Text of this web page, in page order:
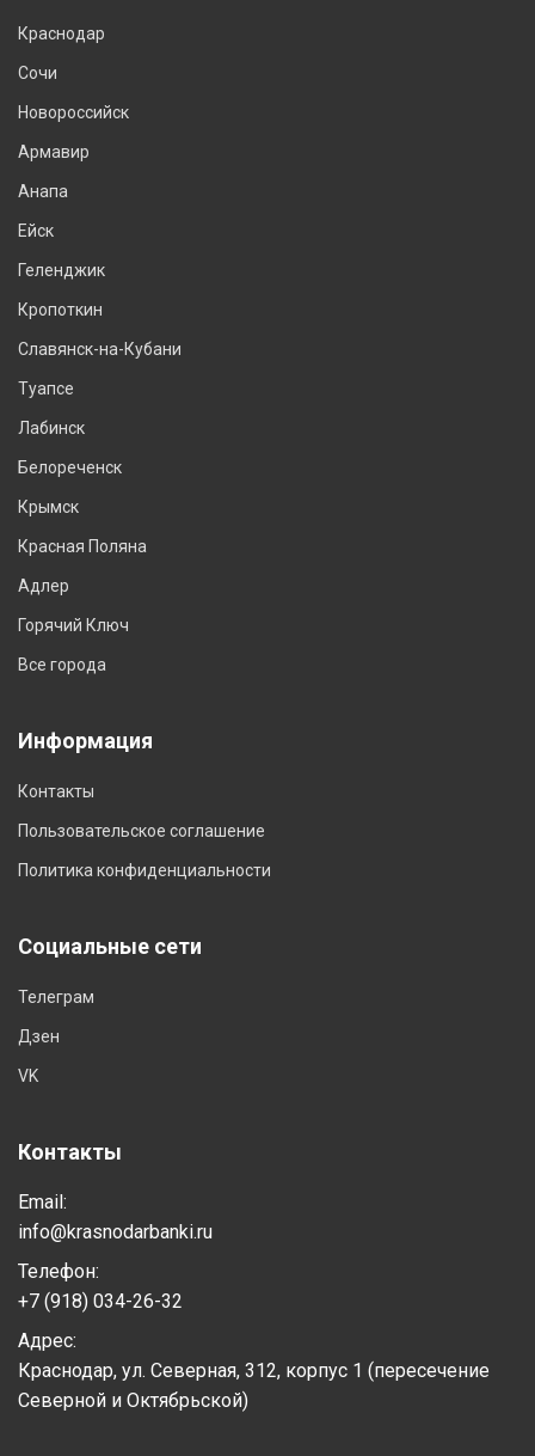
Краснодар
Сочи
Новороссийск
Армавир
Анапа
Ейск
Геленджик
Кропоткин
Славянск-на-Кубани
Туапсе
Лабинск
Белореченск
Крымск
Красная Поляна
Адлер
Горячий Ключ
Все города
Информация
Контакты
Пользовательское соглашение
Политика конфиденциальности
Социальные сети
Телеграм
Дзен
VK
Контакты
Email:
info@krasnodarbanki.ru
Телефон:
+7 (918) 034-26-32
Адрес:
Краснодар, ул. Северная, 312, корпус 1 (пересечение
Северной и Октябрьской)